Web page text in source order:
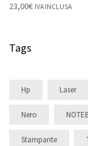
23,00€ IVA INCLUSA
Tags
Hp Laser
Nero
Stampante